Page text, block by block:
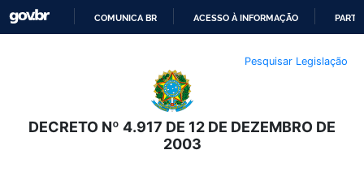
O
CONTEÚDO
COMUNICA BR ACESSO À INFORMAÇÃO
Pesquisar Legislação
DECRETO Nº 4.917 DE 12 DE DEZEMBRO DE
2003